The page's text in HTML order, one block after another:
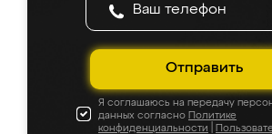
Отправить
Я соглашаюсь на передачу
данных согласно Политике
конфиденциальности